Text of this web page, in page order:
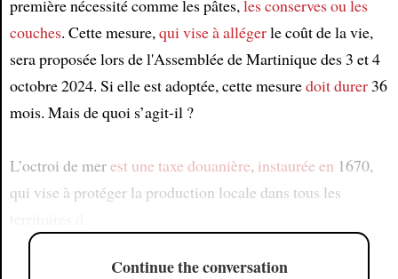
première nécessité comme les pâtes,les conservesou les
couches. Cette mesure,qui vise à allégerle coût de la vie,
sera proposée lors de l'Assemblée de Martinique des 3 et 4
octobre 2024. Si elle est adoptée, cette mesuredoit durer36
mois. Mais de quoi s’agit-il ?
L’octroi de merest une taxe douanière, instaurée en 1670,
qui vise à protéger la production locale dans tous les
Continue the conversation